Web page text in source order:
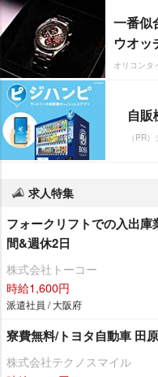
一番似
ウオッ
オリコンタ
自販
（PR
求人特集
フォークリフトでの入出
間&週休2日
株式会社トーコー
時給1,600円
派遣社員 / 大阪府
寮費無料/トヨタ自動車 田
株式会社テクノスマイル